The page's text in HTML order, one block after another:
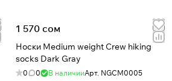
1 570 сом
Носки Medium weight Crew hiking
socks Dark Gray
0 0 В наличииАрт. NGCM0005